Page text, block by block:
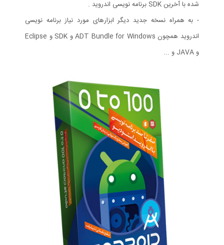
شده با آخرین SDK برنامه نویسی اندروید .
- به همراه نسخه جدید دیگر ابزارهای مورد نیاز برنامه نویسی
اندروید همچون ADT Bundle for Windows و SDK و Eclipse
و JAVA و ...